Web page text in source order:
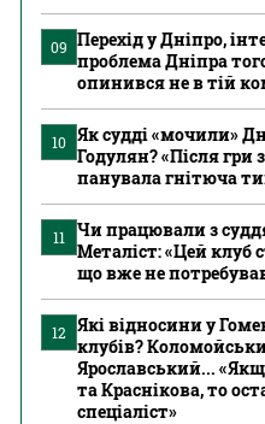
09 Перехід у Дніпро,
проблема Дніпра
опинився не в тій
10 Як судді «мочили»
Годулян? «Після гри
панувала гнітюча
11
Чи працювали з
Металіст: «Цей
що вже не
12 Які відносини у
клубів?
Ярославський...
та Краснікова, то
спеціаліст»